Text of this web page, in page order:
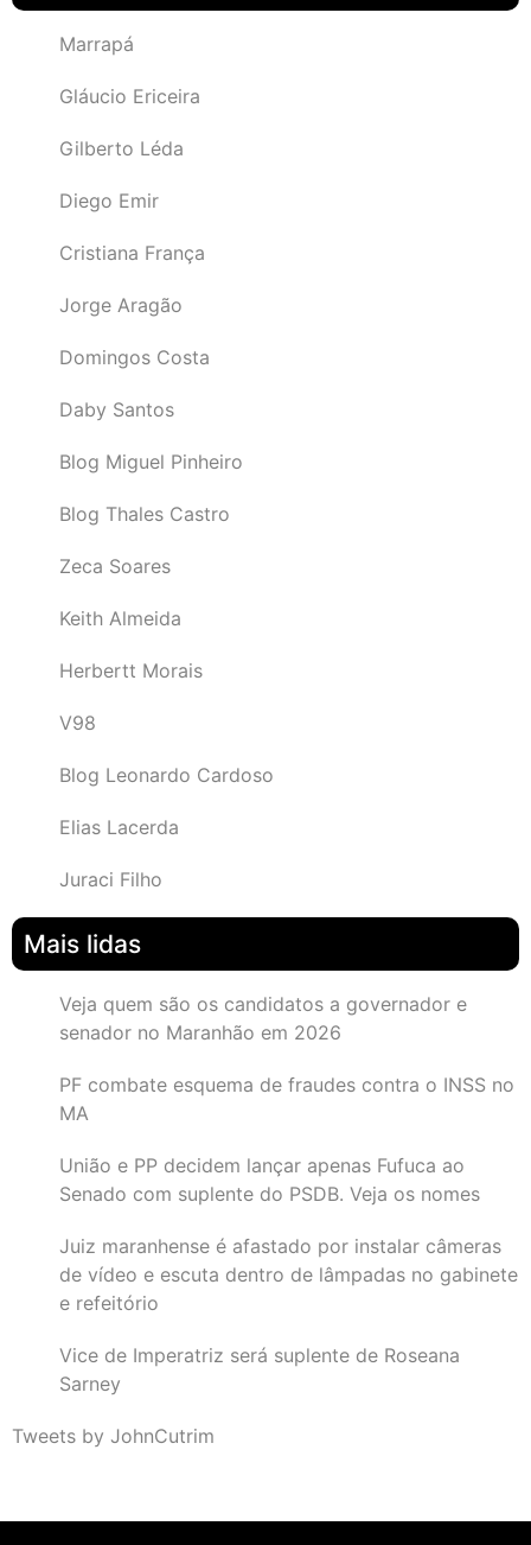
Marrapá
Gláucio Ericeira
Gilberto Léda
Diego Emir
Cristiana França
Jorge Aragão
Domingos Costa
Daby Santos
Blog Miguel Pinheiro
Blog Thales Castro
Zeca Soares
Keith Almeida
Herbertt Morais
V98
Blog Leonardo Cardoso
Elias Lacerda
Juraci Filho
Mais lidas
Veja quem são os candidatos a governador e
senador no Maranhão em 2026
PF combate esquema de fraudes contra o INSS no
MA
União e PP decidem lançar apenas Fufuca ao
Senado com suplente do PSDB. Veja os nomes
Juiz maranhense é afastado por instalar câmeras
de vídeo e escuta dentro de lâmpadas no gabinete
e refeitório
Vice de Imperatriz será suplente de Roseana
Sarney
Tweets by JohnCutrim